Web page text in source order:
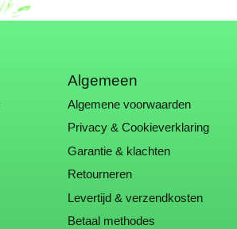
Algemeen
Algemene voorwaarden
Privacy & Cookieverklaring
Garantie & klachten
Retourneren
Levertijd & verzendkosten
Betaal methodes